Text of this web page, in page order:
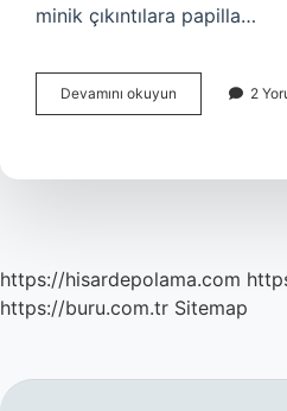
minik çıkıntılara papilla…
Devamını okuyun
Temelinde
2
https://hisardepolama.com
https://buru.com.tr Sitemap